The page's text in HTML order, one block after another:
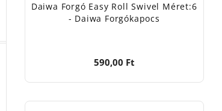
Daiwa Forgó Easy Roll Swivel Méret:6
- Daiwa Forgókapocs
590,00 Ft